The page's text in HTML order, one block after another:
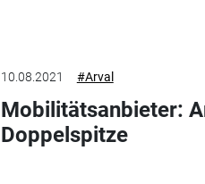
10.08.2021 #Arval
Mobilitätsanbieter:
Doppelspitze